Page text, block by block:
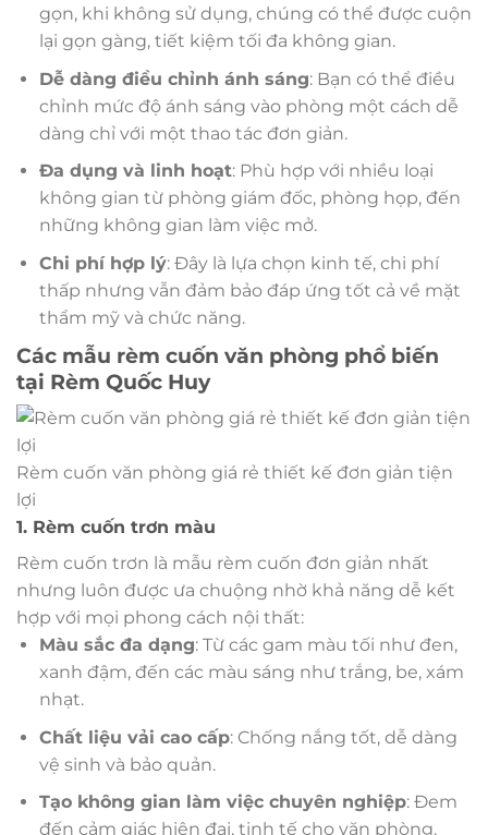
gọn, khi không sử dụng, chúng có thể được cuộn
lại gọn gàng, tiết kiệm tối đa không gian.
Dễ dàng điều chỉnh ánh sáng: Bạn có thể điều
chỉnh mức độ ánh sáng vào phòng một cách dễ
dàng chỉ với một thao tác đơn giản.
Đa dụng và linh hoạt: Phù hợp với nhiều loại
không gian từ phòng giám đốc, phòng họp, đến
những không gian làm việc mở.
Chi phí hợp lý: Đây là lựa chọn kinh tế, chi phí
thấp nhưng vẫn đảm bảo đáp ứng tốt cả về mặt
thẩm mỹ và chức năng.
Các mẫu rèm cuốn văn phòng phổ biến
tại Rèm Quốc Huy
Rèm cuốn văn phòng giá rẻ thiết kế đơn giản tiện
lợi
1. Rèm cuốn trơn màu
Rèm cuốn trơn là mẫu rèm cuốn đơn giản nhất
nhưng luôn được ưa chuộng nhờ khả năng dễ kết
hợp với mọi phong cách nội thất:
Màu sắc đa dạng: Từ các gam màu tối như đen,
xanh đậm, đến các màu sáng như trắng, be, xám
nhạt.
Chất liệu vải cao cấp: Chống nắng tốt, dễ dàng
vệ sinh và bảo quản.
Tạo không gian làm việc chuyên nghiệp: Đem
đến cảm giác hiện đại, tinh tế cho văn phòng.